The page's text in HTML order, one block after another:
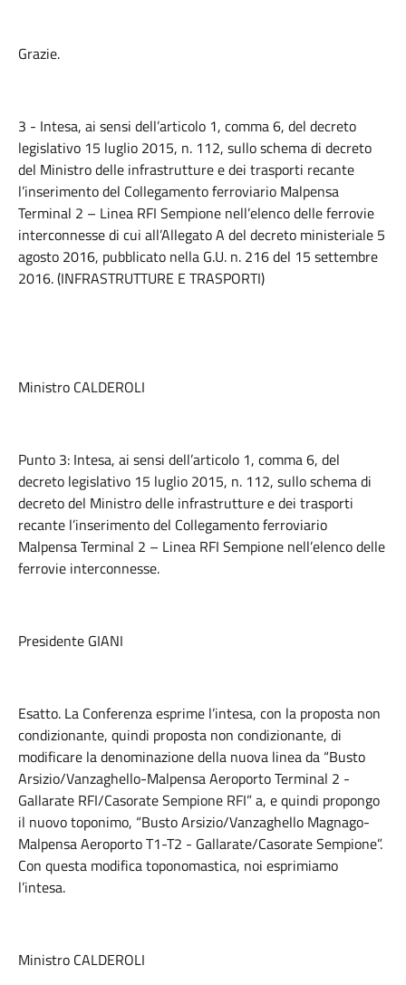
Grazie.
3 - Intesa, ai sensi dell’articolo 1, comma 6, del decreto
legislativo 15 luglio 2015, n. 112, sullo schema di decreto
del Ministro delle infrastrutture e dei trasporti recante
l’inserimento del Collegamento ferroviario Malpensa
Terminal 2 – Linea RFI Sempione nell’elenco delle ferrovie
interconnesse di cui all’Allegato A del decreto ministeriale 5
agosto 2016, pubblicato nella G.U. n. 216 del 15 settembre
2016. (INFRASTRUTTURE E TRASPORTI)
Ministro CALDEROLI
Punto 3: Intesa, ai sensi dell’articolo 1, comma 6, del
decreto legislativo 15 luglio 2015, n. 112, sullo schema di
decreto del Ministro delle infrastrutture e dei trasporti
recante l’inserimento del Collegamento ferroviario
Malpensa Terminal 2 – Linea RFI Sempione nell’elenco delle
ferrovie interconnesse.
Presidente GIANI
Esatto. La Conferenza esprime l’intesa, con la proposta non
condizionante, quindi proposta non condizionante, di
modificare la denominazione della nuova linea da “Busto
Arsizio/Vanzaghello-Malpensa Aeroporto Terminal 2 -
Gallarate RFI/Casorate Sempione RFI” a, e quindi propongo
il nuovo toponimo, “Busto Arsizio/Vanzaghello Magnago-
Malpensa Aeroporto T1-T2 - Gallarate/Casorate Sempione”.
Con questa modifica toponomastica, noi esprimiamo
l’intesa.
Ministro CALDEROLI